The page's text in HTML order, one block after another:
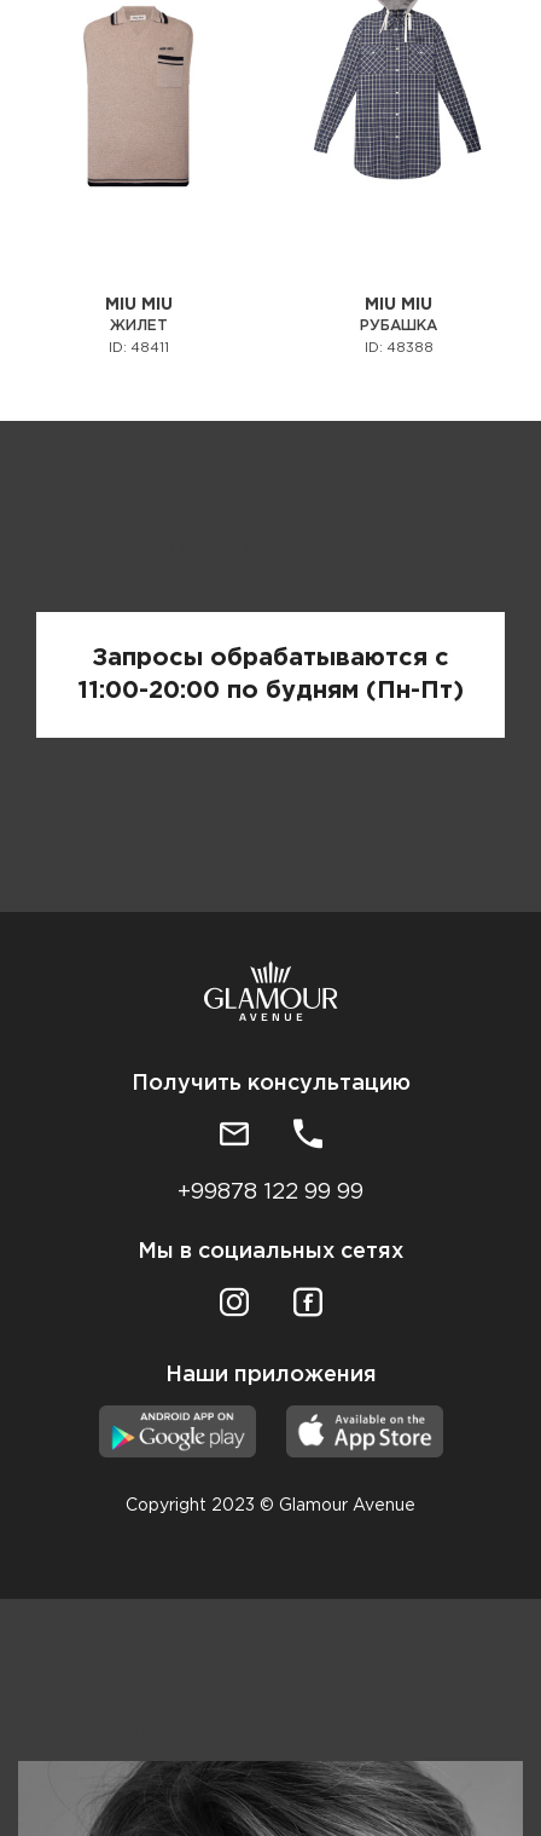
MIU MIU
ЖИЛЕТ
ID: 48411
MIU MIU
РУБАШКА
ID: 48388
Запросы обрабатываются с
11:00-20:00 по будням (Пн-Пт)
Получить консультацию
+99878 122 99 99
Мы в социальных сетях
Наши приложения
Copyright 2023 © Glamour Avenue